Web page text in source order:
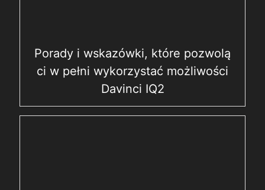
Porady i wskazówki, które pozwolą
ci w pełni wykorzystać możliwości
Davinci IQ2